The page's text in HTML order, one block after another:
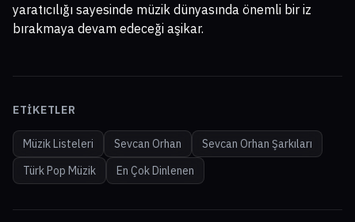
yaratıcılığı sayesinde müzik dünyasında önemli bir iz
bırakmaya devam edeceği aşikar.
ETIKETLER
Müzik Listeleri Sevcan Orhan
Sevcan Orhan Şarkıları
Türk Pop Müzik
En Çok Dinlenen